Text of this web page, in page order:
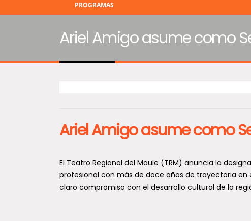
PROGRAMAS
Ariel Amigo asume como
Ariel Amigo asume como
El Teatro Regional del Maule (TRM) anuncia la
profesional con más de doce años de trayectoria
claro compromiso con el desarrollo cultural de la